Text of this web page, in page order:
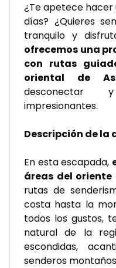
¿Te apetece hacer
días? ¿Quieres
tranquilo y
ofrecemos una
con rutas
oriental de
desconectar
impresionantes.
Descripción de la
En esta escapada,
áreas del oriente
rutas de
costa hasta la
todos los gustos,
natural de la
escondidas,
senderos